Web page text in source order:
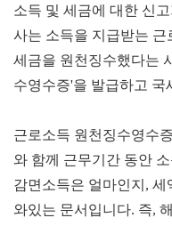
소득 및 세금에 대한 신
사는 소득을 지급받는
세금을 원천징수했다는
수영수증'을 발급하고 국
근로소득 원천징수영수
와 함께 근무기간 동안
감면소득은 얼마인지,
와있는 문서입니다. 즉,